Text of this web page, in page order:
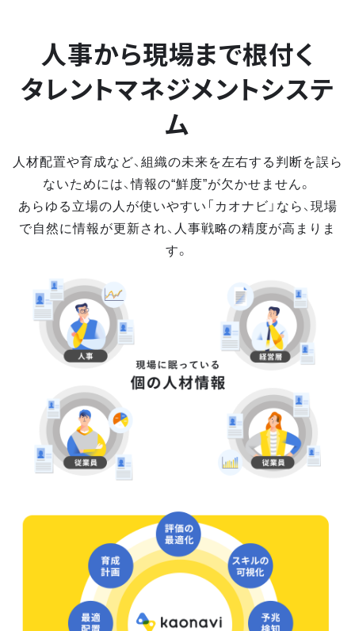
人事から現場まで根付く
タレントマネジメントシステ
ム
人材配置や育成など、組織の未来を左右する判断を誤ら
ないためには、情報の“鮮度”が欠かせません。
あらゆる立場の人が使いやすい「カオナビ」なら、現場
で自然に情報が更新され、人事戦略の精度が高まりま
す。